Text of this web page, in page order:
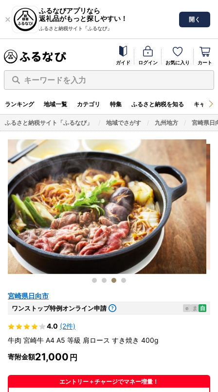
ふるなびアプリなら
返礼品がもっと探しやすい！
ふるさと納税サイト「ふるなび」
開く
ガイド ログイン お気に入り カート
キーワードを入力
ランキング 地域一覧 カテゴリ 特集 ふるさと納税を知る キャン
ふるさと納税サイト「ふるなび」 地域でさがす 九州地方 宮崎県日
宮崎県日向市
ワンストップ特例オンライン申請 e ま 自
4.0 (2件)
牛肉 宮崎牛 A4 A5 等級 肩ロース すき焼き 400g
寄附金額21,000
エントリー＋チャージでマネー増量！